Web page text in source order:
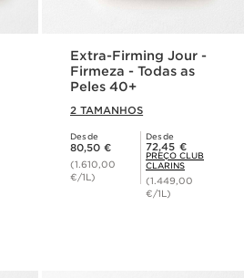
Extra-Firming Jour -
Firmeza - Todas as
Peles 40+
2 TAMANHOS
Desde
Preço atual 80,50 €
80,50 €
(1.610,00
€/1L)
Desde
Preço Club Clarins 72,45 €
72,45 €
PREÇO CLUB
CLARINS
(1.449,00
€/1L)